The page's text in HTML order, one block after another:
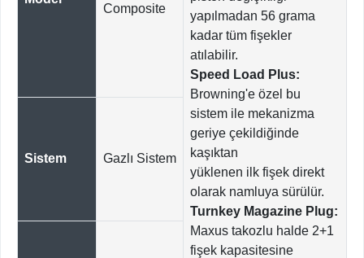
Composite
yapılmadan 56 grama
kadar tüm fişekler
atılabilir.
Speed Load Plus:
Browning'e özel bu
sistem ile mekanizma
geriye çekildiğinde
kaşıktan
yüklenen ilk fişek direkt
olarak namluya sürülür.
Turnkey Magazine Plug:
Maxus takozlu halde 2+1
fişek kapasitesine
Sistem Gazlı Sistem